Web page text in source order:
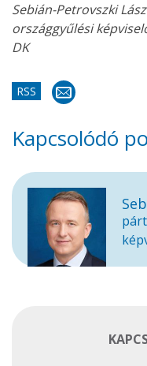
Sebián-Petrovszki
országgyűlési
DK
RSS
Kapcsolódó